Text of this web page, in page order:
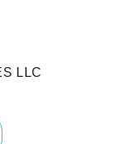
LLC